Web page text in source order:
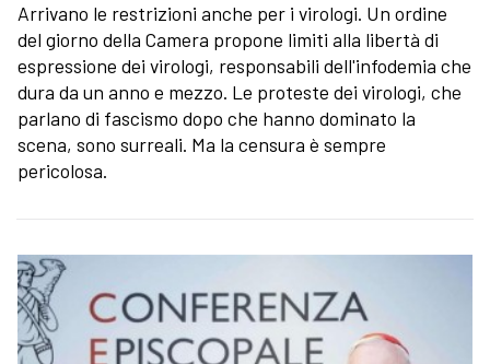
Arrivano le restrizioni anche per i virologi. Un ordine
del giorno della Camera propone limiti alla libertà di
espressione dei virologi, responsabili dell'infodemia che
dura da un anno e mezzo. Le proteste dei virologi, che
parlano di fascismo dopo che hanno dominato la
scena, sono surreali. Ma la censura è sempre
pericolosa.